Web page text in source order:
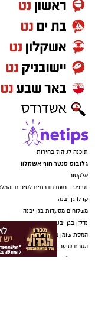
תוכנה לניהול בחירות
גלובוס סנטר חוף אשקלון
אלקטור
נטיפס - רשת חברתית לטיפים
קו 17 גן יבנה
משלוחים מסעדות בגן יבנה
נדל"ן בגן יבנה
המסת שומן בקור גן יבנה
הסרת שיער בגן יבנה
מערכת לניהול פניות